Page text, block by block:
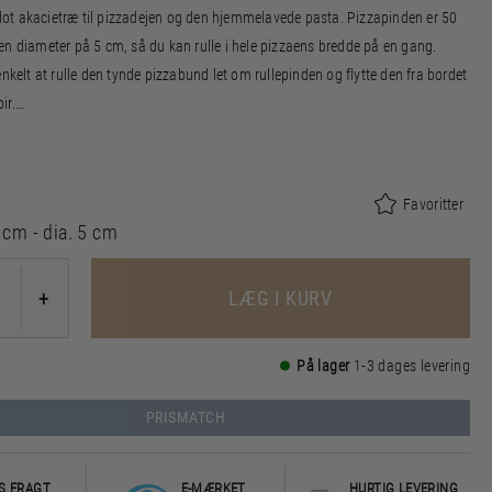
akacietræ til pizzadejen og den hjemmelavede pasta. Pizzapinden er 50
diameter på 5 cm, så du kan rulle i hele pizzaens bredde på en gang.
at rulle den tynde pizzabund let om rullepinden og flytte den fra bordet
i FSC®-certificeret akacietræ (FSC-C166612).
Favoritter
- dia. 5 cm
+ LÆG I KURV
På lager 1-3 dages levering
PRISMATCH
FRAGT
E-MÆRKET
HURTIG LEVERING